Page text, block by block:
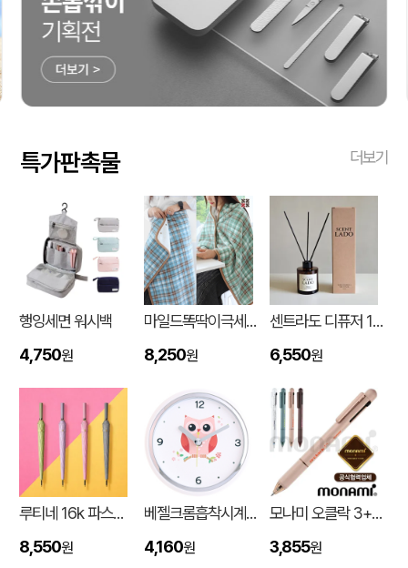
특가판촉물 더보기
행잉세면 워시백
4,750원
마일드똑딱이극세사담요
8,250원
센트라도 디퓨저 150ml
6,550원
루티네 16k 파스텔 자동 장우산
8,550원
베젤크롬흡착시계_부엉이JS886
4,160원
모나미 오클락 3+1멀티펜 (0.5) (모나미공식협력업체)
3,855원
이OO 입체형떡메모_(도자기레인보우) 08-08
이OO 스탠다드 에코백 (350x100x370mm)